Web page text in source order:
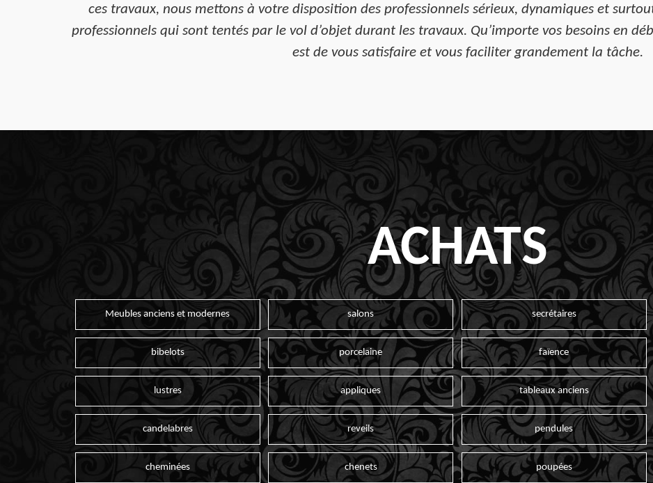
ces travaux, nous mettons à votre disposition des professionnels sérieux, dynamiques et
professionnels qui sont tentés par le vol d’objet durant les travaux. Qu’importe vos besoins en
est de vous satisfaire et vous faciliter grandement la tâche.
ACHATS
Meubles anciens et modernes salons secrétaires
bibelots porcelaine faïence
lustres appliques tableaux anciens
candelabres reveils pendules
cheminées chenets poupées